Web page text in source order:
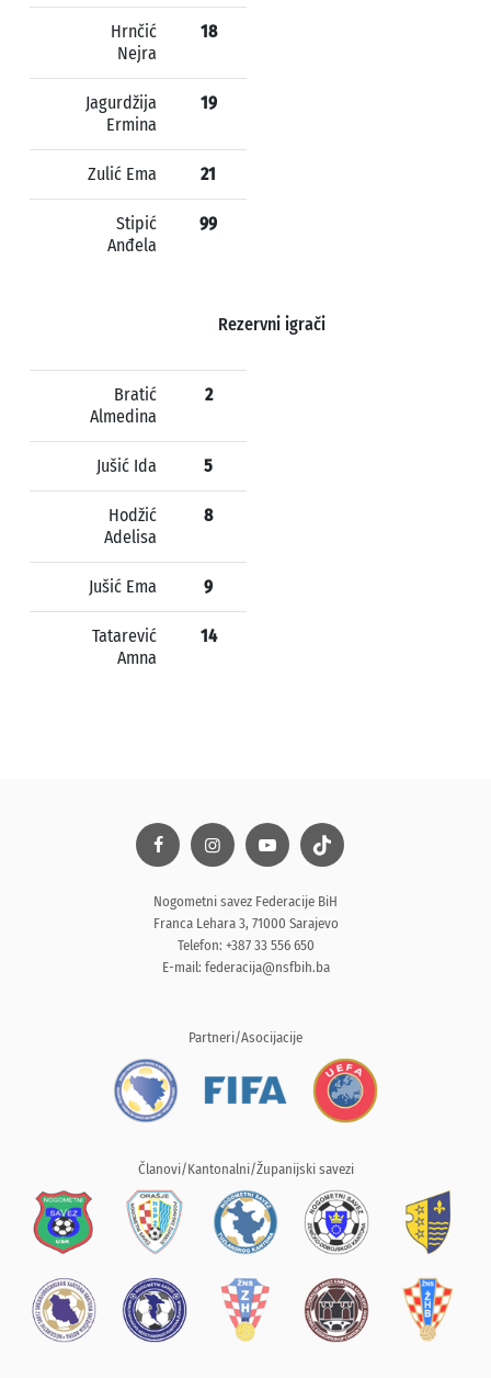
Hrnčić
Nejra
18
Jagurdžija
Ermina
19
Zulić Ema 21
Stipić
Anđela
99
Rezervni igrači
Bratić
Almedina
2
Jušić Ida 5
Hodžić
Adelisa
8
Jušić Ema 9
Tatarević
Amna
14
Nogometni savez Federacije BiH
Franca Lehara 3, 71000 Sarajevo
Telefon: +387 33 556 650
E-mail: federacija@nsfbih.ba
Partneri/Asocijacije
Članovi/Kantonalni/Županijski savezi